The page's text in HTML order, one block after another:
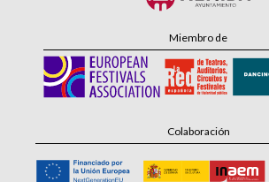
Miembro de
Colaboración